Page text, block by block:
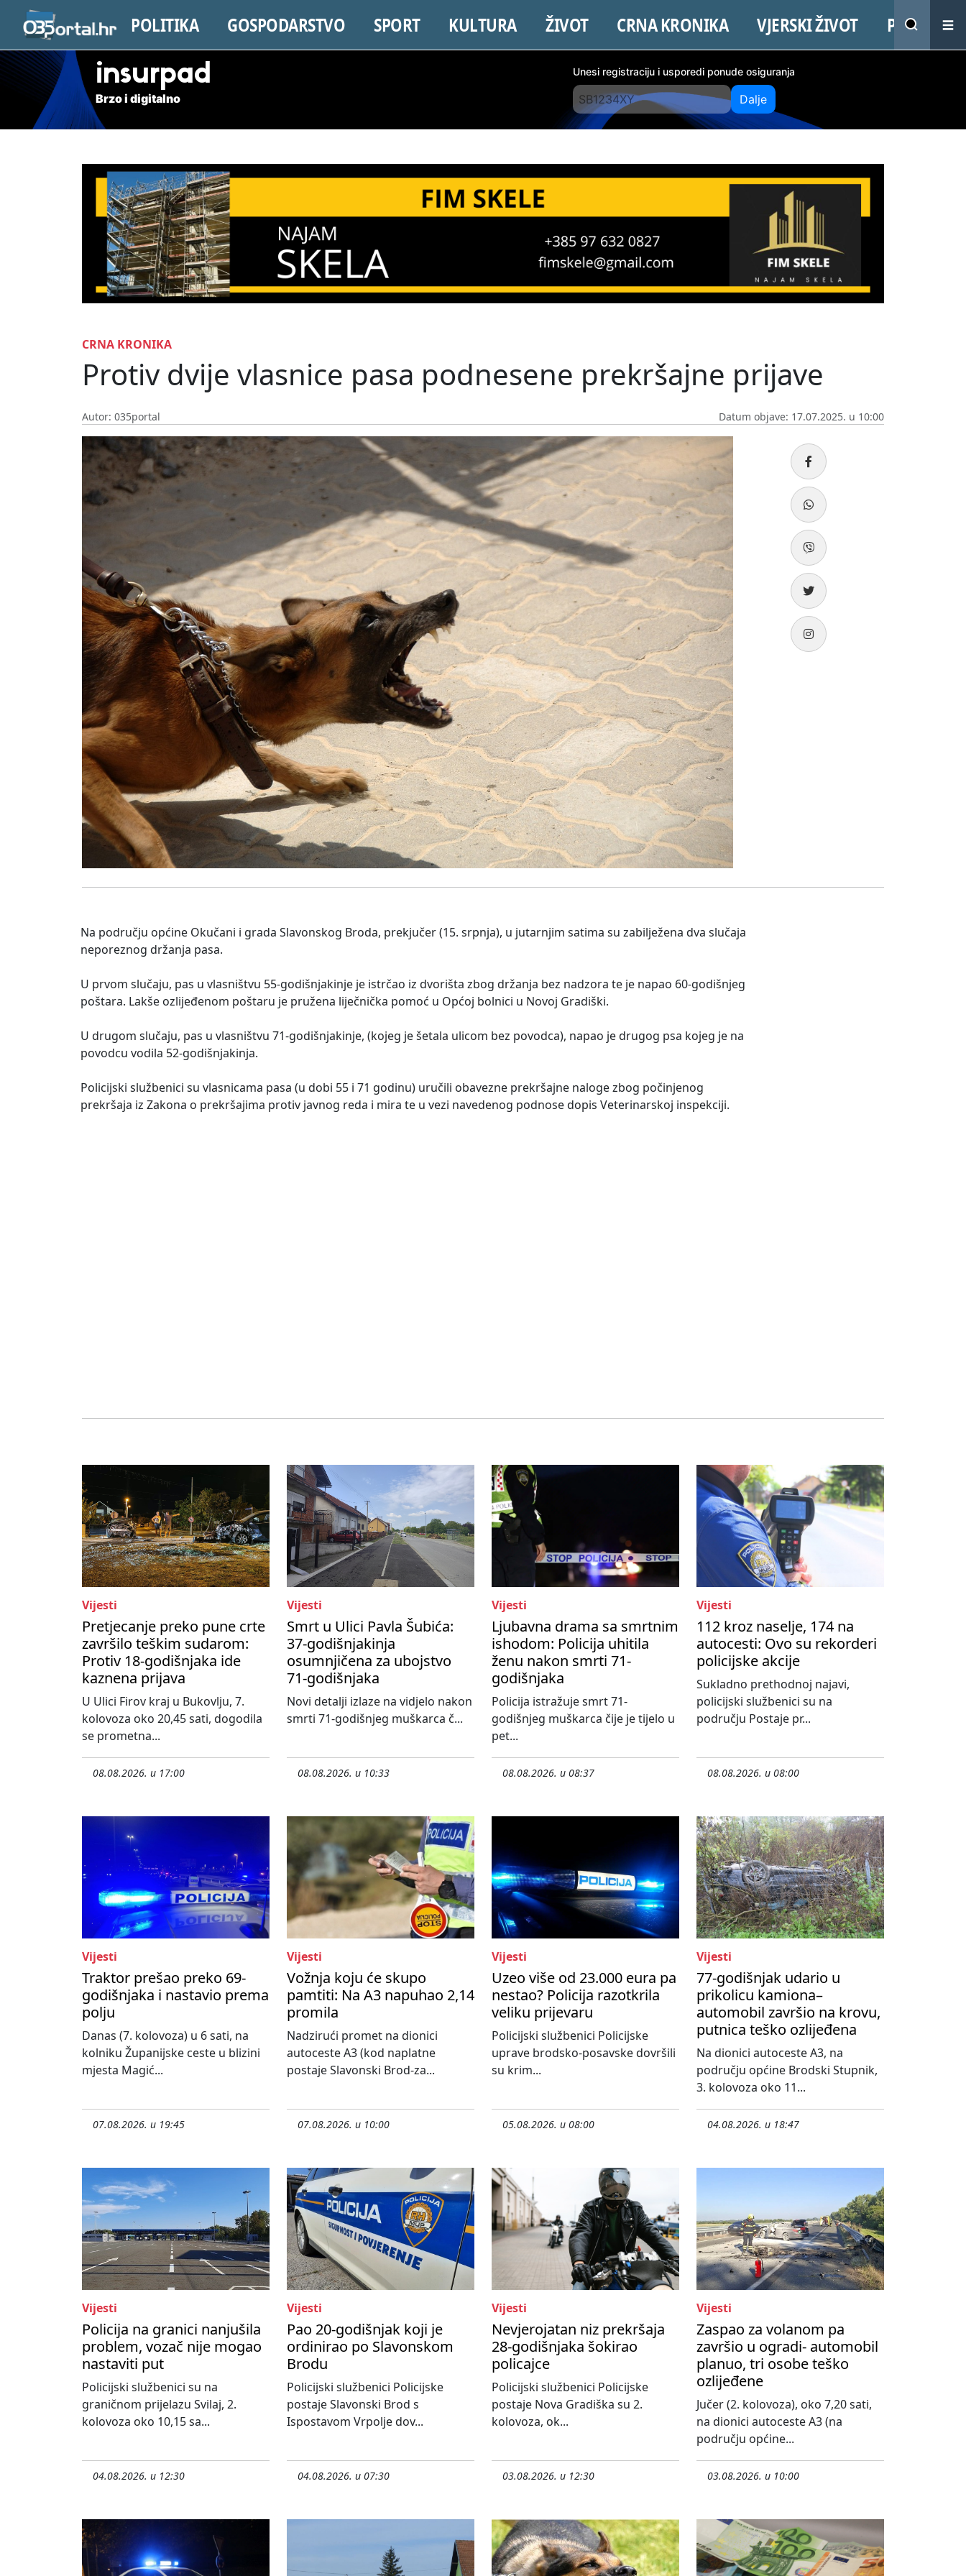
POLITIKA GOSPODARSTVO SPORT KULTURA ŽIVOT CRNA KRONIKA VJERSKI ŽIVOT PROMO
insurpad
Brzo i digitalno
Unesi registraciju i usporedi ponude osiguranja
Dalje
CRNA KRONIKA
Protiv dvije vlasnice pasa podnesene prekršajne prijave
Autor: 035portal Datum objave: 17.07.2025. u 10:00
Na području općine Okučani i grada Slavonskog Broda, prekjučer (15. srpnja), u jutarnjim satima su zabilježena dva slučaja
neporeznog držanja pasa.
U prvom slučaju, pas u vlasništvu 55-godišnjakinje je istrčao iz dvorišta zbog držanja bez nadzora te je napao 60-godišnjeg
poštara. Lakše ozlijeđenom poštaru je pružena liječnička pomoć u Općoj bolnici u Novoj Gradiški.
U drugom slučaju, pas u vlasništvu 71-godišnjakinje, (kojeg je šetala ulicom bez povodca), napao je drugog psa kojeg je na
povodcu vodila 52-godišnjakinja.
Policijski službenici su vlasnicama pasa (u dobi 55 i 71 godinu) uručili obavezne prekršajne naloge zbog počinjenog
prekršaja iz Zakona o prekršajima protiv javnog reda i mira te u vezi navedenog podnose dopis Veterinarskoj inspekciji.
Vijesti
Pretjecanje preko pune crte
završilo teškim sudarom:
Protiv 18-godišnjaka ide
kaznena prijava
U Ulici Firov kraj u Bukovlju, 7.
kolovoza oko 20,45 sati, dogodila
se prometna...
08.08.2026. u 17:00
Vijesti
Smrt u Ulici Pavla Šubića:
37-godišnjakinja
osumnjičena za ubojstvo
71-godišnjaka
Novi detalji izlaze na vidjelo nakon
smrti 71-godišnjeg muškarca č...
08.08.2026. u 10:33
Vijesti
Ljubavna drama sa smrtnim
ishodom: Policija uhitila
ženu nakon smrti 71-
godišnjaka
Policija istražuje smrt 71-
godišnjeg muškarca čije je tijelo u
pet...
08.08.2026. u 08:37
Vijesti
112 kroz naselje, 174 na
autocesti: Ovo su rekorderi
policijske akcije
Sukladno prethodnoj najavi,
policijski službenici su na
području Postaje pr...
08.08.2026. u 08:00
Vijesti
Traktor prešao preko 69-
godišnjaka i nastavio prema
polju
Danas (7. kolovoza) u 6 sati, na
kolniku Županijske ceste u blizini
mjesta Magić...
07.08.2026. u 19:45
Vijesti
Vožnja koju će skupo
pamtiti: Na A3 napuhao 2,14
promila
Nadzirući promet na dionici
autoceste A3 (kod naplatne
postaje Slavonski Brod-za...
07.08.2026. u 10:00
Vijesti
Uzeo više od 23.000 eura pa
nestao? Policija razotkrila
veliku prijevaru
Policijski službenici Policijske
uprave brodsko-posavske dovršili
su krim...
05.08.2026. u 08:00
Vijesti
77-godišnjak udario u
prikolicu kamiona–
automobil završio na krovu,
putnica teško ozlijeđena
Na dionici autoceste A3, na
području općine Brodski Stupnik,
3. kolovoza oko 11...
04.08.2026. u 18:47
Vijesti
Policija na granici nanjušila
problem, vozač nije mogao
nastaviti put
Policijski službenici su na
graničnom prijelazu Svilaj, 2.
kolovoza oko 10,15 sa...
04.08.2026. u 12:30
Vijesti
Pao 20-godišnjak koji je
ordinirao po Slavonskom
Brodu
Policijski službenici Policijske
postaje Slavonski Brod s
Ispostavom Vrpolje dov...
04.08.2026. u 07:30
Vijesti
Nevjerojatan niz prekršaja
28-godišnjaka šokirao
policajce
Policijski službenici Policijske
postaje Nova Gradiška su 2.
kolovoza, ok...
03.08.2026. u 12:30
Vijesti
Zaspao za volanom pa
završio u ogradi- automobil
planuo, tri osobe teško
ozlijeđene
Jučer (2. kolovoza), oko 7,20 sati,
na dionici autoceste A3 (na
području općine...
03.08.2026. u 10:00